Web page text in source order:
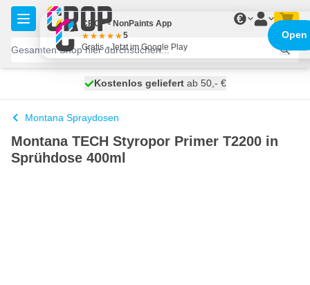
Zum Inhalt springen
€
heute versendet
Kostenlos geliefertab 50,- €
100 Tage
Montana Spraydosen
Montana TECH Styropor Primer T2200 in
Sprühdose 400ml
CROP - NonPaints App
5
Gratis - Jetzt im Google Play
Open